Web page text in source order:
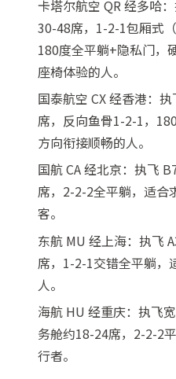
卡塔尔航空 QR 经多哈
30-48席，1-2-1包厢式
180度全平躺+隐私门，
座椅体验的人。
国泰航空 CX 经香港：
席，反向鱼骨1-2-1，
方向衔接顺畅的人。
国航 CA 经北京：执飞
席，2-2-2全平躺，适合
客。
东航 MU 经上海：执飞
席，1-2-1交错全平躺，
人。
海航 HU 经重庆：执飞
务舱约18-24席，2-2-2
行者。